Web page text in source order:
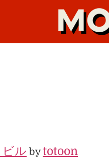
ビル bytotoon